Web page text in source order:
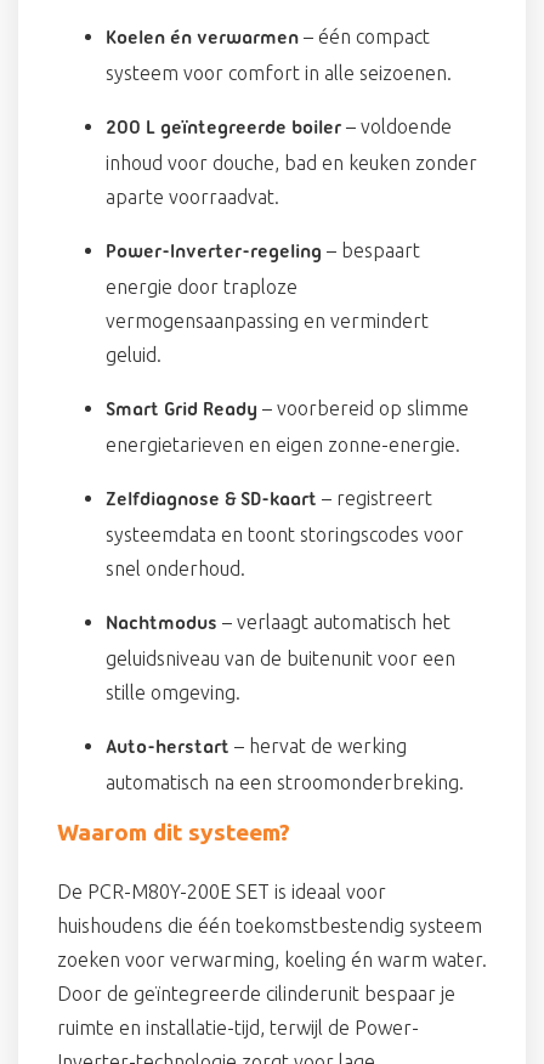
Koelen én verwarmen – één compact
systeem voor comfort in alle seizoenen.
200 L geïntegreerde boiler – voldoende
inhoud voor douche, bad en keuken zonder
aparte voorraadvat.
Power-Inverter-regeling – bespaart
energie door traploze
vermogensaanpassing en vermindert
geluid.
Smart Grid Ready – voorbereid op slimme
energietarieven en eigen zonne-energie.
Zelfdiagnose & SD-kaart – registreert
systeemdata en toont storingscodes voor
snel onderhoud.
Nachtmodus – verlaagt automatisch het
geluidsniveau van de buitenunit voor een
stille omgeving.
Auto-herstart – hervat de werking
automatisch na een stroomonderbreking.
Waarom dit systeem?
De PCR-M80Y-200E SET is ideaal voor
huishoudens die één toekomstbestendig systeem
zoeken voor verwarming, koeling én warm water.
Door de geïntegreerde cilinderunit bespaar je
ruimte en installatie-tijd, terwijl de Power-